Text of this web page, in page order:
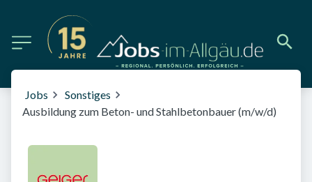
Jobs
Sonstiges
Ausbildung zum Beton- und Stahlbetonbauer (m/w/d)